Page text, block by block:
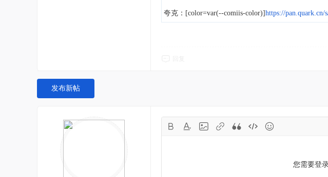
夸克：[color=var(--comiis-color)]https://pan.quark.cn/
发布新帖
您需要登